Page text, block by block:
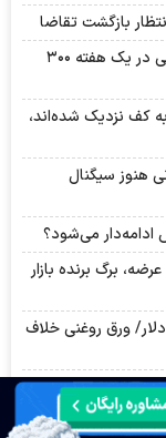
بازگشت تقاضا
طلا روی موج ضعف بازار کار آمریکا/ اونس جهانی در یک هفته ۳۰۰
کف نزدیک شده‌اند،
هنوز سیگنال
ادامه‌دار می‌شود؟
تا ۹۶ دلار/ ریسک عرضه، برگ برنده بازار
ورق روغنی خلاف
مهم‌ترین اخبار کدال امروز یکشنبه ۱۸ مرداد ۱۴۰۵ | جزئیات افزایش